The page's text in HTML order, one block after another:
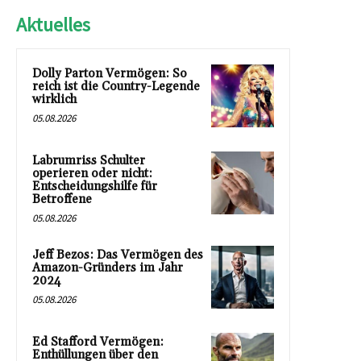
Aktuelles
Dolly Parton Vermögen: So
reich ist die Country-Legende
wirklich
05.08.2026
Labrumriss Schulter
operieren oder nicht:
Entscheidungshilfe für
Betroffene
05.08.2026
Jeff Bezos: Das Vermögen des
Amazon-Gründers im Jahr
2024
05.08.2026
Ed Stafford Vermögen:
Enthüllungen über den